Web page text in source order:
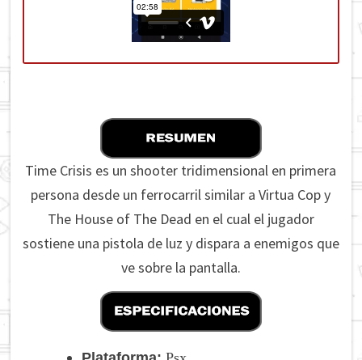
Time Crisis es un shooter tridimensional en primera
persona desde un ferrocarril similar a Virtua Cop y
The House of The Dead en el cual el jugador
sostiene una pistola de luz y dispara a enemigos que
ve sobre la pantalla.